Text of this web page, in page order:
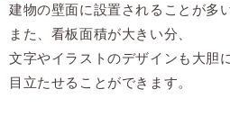
建物の壁面に設置されることが多
また、看板面積が大きい分、
文字やイラストのデザインも大胆
目立たせることができます。